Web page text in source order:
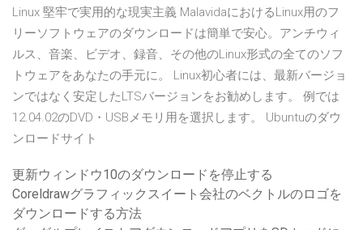
Linux 堅牢で実用的な現実主義 MalavidaにおけるLinux用のフ
リーソフトウェアのダウンロードは簡単で安心。アンチウィ
ルス、音楽、ビデオ、録音、その他のLinux形式の全てのソフ
トウェアをあなたの手元に。 Linux初心者には、最新バージョ
ンではなく安定したLTSバージョンをお勧めします。 例では
12.04.02のDVD・USBメモリ用を選択します。 Ubuntuのダウ
ンロードサイト
更新ウィンドウ10のダウンロードを停止する
Coreldrawグラフィックスイート会社のベクトルのロゴを
ダウンロードする方法